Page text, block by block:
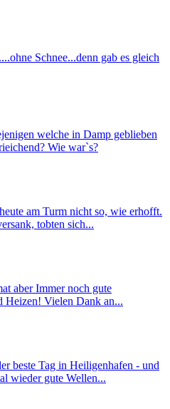
Schnee...denn gab es gleich
welche in Damp geblieben
Wie war`s?
am Turm nicht so, wie erhofft.
tobten sich...
aber Immer noch gute
Heizen! Vielen Dank an...
beste Tag in Heiligenhafen - und
wieder gute Wellen...